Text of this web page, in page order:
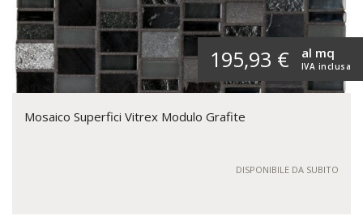
195,93 € IVA inclusa
al mq
Mosaico Superfici Vitrex Modulo Grafite
DISPONIBILE DA SUBITO